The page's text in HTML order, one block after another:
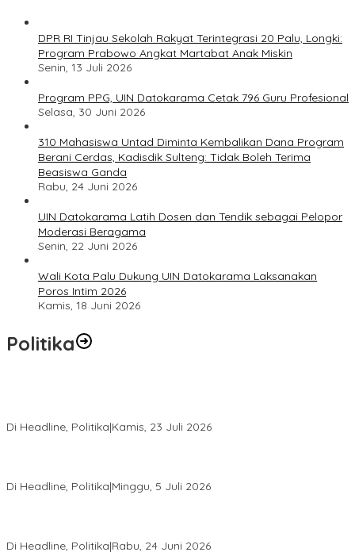
DPR RI Tinjau Sekolah Rakyat Terintegrasi 20 Palu, Longki:
Program Prabowo Angkat Martabat Anak Miskin
Senin, 13 Juli 2026
Program PPG, UIN Datokarama Cetak 796 Guru Profesional
Selasa, 30 Juni 2026
310 Mahasiswa Untad Diminta Kembalikan Dana Program
Berani Cerdas, Kadisdik Sulteng: Tidak Boleh Terima
Beasiswa Ganda
Rabu, 24 Juni 2026
UIN Datokarama Latih Dosen dan Tendik sebagai Pelopor
Moderasi Beragama
Senin, 22 Juni 2026
Wali Kota Palu Dukung UIN Datokarama Laksanakan
Poros Intim 2026
Kamis, 18 Juni 2026
Politika
Di Headline, Politika|Kamis, 23 Juli 2026
Di Headline, Politika|Minggu, 5 Juli 2026
Di Headline, Politika|Rabu, 24 Juni 2026